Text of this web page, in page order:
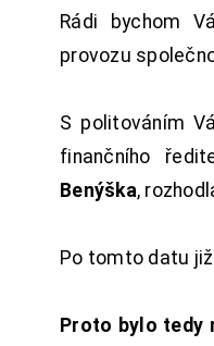
Rádi bychom
provozu
S politováním
finančního
Benýška,
Po tomto datu
Proto bylo tedy